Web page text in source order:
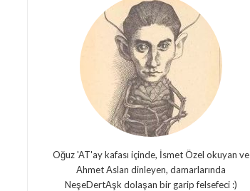
Oğuz 'AT'ay kafası içinde, İsmet Özel okuyan ve
Ahmet Aslan dinleyen, damarlarında
NeşeDertAşk dolaşan bir garip felsefeci :)